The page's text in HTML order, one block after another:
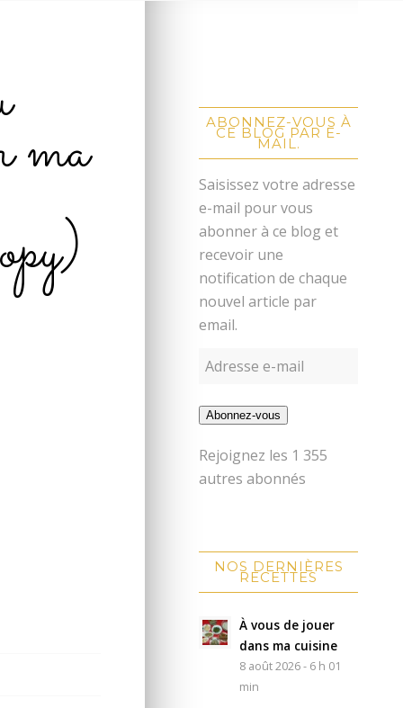
ma ABONNEZ-VOUS À
CE BLOG PAR E-
MAIL.
Saisissez votre adresse
e-mail pour vous
abonner à ce blog et
recevoir une
notification de chaque
nouvel article par
email.
Abonnez-vous
Rejoignez les 1 355
autres abonnés
NOS DERNIÈRES
RECETTES
À vous de jouer
dans ma cuisine
8 août 2026 - 6 h 01
min